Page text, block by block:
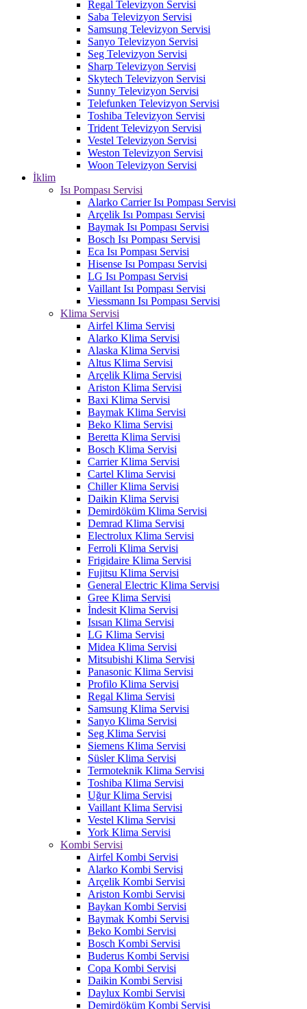
Regal Televizyon Servisi
Saba Televizyon Servisi
Samsung Televizyon Servisi
Sanyo Televizyon Servisi
Seg Televizyon Servisi
Sharp Televizyon Servisi
Skytech Televizyon Servisi
Sunny Televizyon Servisi
Telefunken Televizyon Servisi
Toshiba Televizyon Servisi
Trident Televizyon Servisi
Vestel Televizyon Servisi
Weston Televizyon Servisi
Woon Televizyon Servisi
İklim
Isı Pompası Servisi
Alarko Carrier Isı Pompası Servisi
Arçelik Isı Pompası Servisi
Baymak Isı Pompası Servisi
Bosch Isı Pompası Servisi
Eca Isı Pompası Servisi
Hisense Isı Pompası Servisi
LG Isı Pompası Servisi
Vaillant Isı Pompası Servisi
Viessmann Isı Pompası Servisi
Klima Servisi
Airfel Klima Servisi
Alarko Klima Servisi
Alaska Klima Servisi
Altus Klima Servisi
Arçelik Klima Servisi
Ariston Klima Servisi
Baxi Klima Servisi
Baymak Klima Servisi
Beko Klima Servisi
Beretta Klima Servisi
Bosch Klima Servisi
Carrier Klima Servisi
Cartel Klima Servisi
Chiller Klima Servisi
Daikin Klima Servisi
Demirdöküm Klima Servisi
Demrad Klima Servisi
Electrolux Klima Servisi
Ferroli Klima Servisi
Frigidaire Klima Servisi
Fujitsu Klima Servisi
General Electric Klima Servisi
Gree Klima Servisi
İndesit Klima Servisi
Isısan Klima Servisi
LG Klima Servisi
Midea Klima Servisi
Mitsubishi Klima Servisi
Panasonic Klima Servisi
Profilo Klima Servisi
Regal Klima Servisi
Samsung Klima Servisi
Sanyo Klima Servisi
Seg Klima Servisi
Siemens Klima Servisi
Süsler Klima Servisi
Termoteknik Klima Servisi
Toshiba Klima Servisi
Uğur Klima Servisi
Vaillant Klima Servisi
Vestel Klima Servisi
York Klima Servisi
Kombi Servisi
Airfel Kombi Servisi
Alarko Kombi Servisi
Arçelik Kombi Servisi
Ariston Kombi Servisi
Baykan Kombi Servisi
Baymak Kombi Servisi
Beko Kombi Servisi
Bosch Kombi Servisi
Buderus Kombi Servisi
Copa Kombi Servisi
Daikin Kombi Servisi
Daylux Kombi Servisi
Demirdöküm Kombi Servisi